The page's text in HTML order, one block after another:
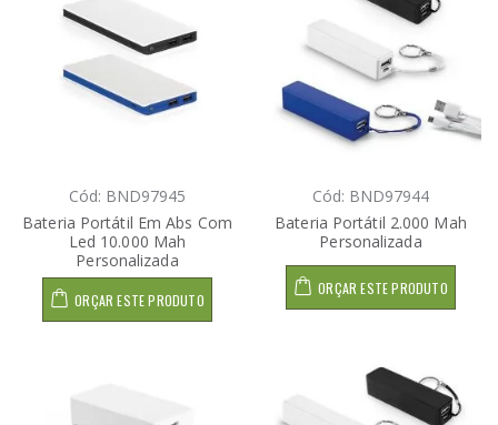
Cód: BND97945
Bateria Portátil Em Abs Com
Led 10.000 Mah
Personalizada
ORÇAR ESTE PRODUTO
Cód: BND97944
Bateria Portátil 2.000 Mah
Personalizada
ORÇAR ESTE PRODUTO